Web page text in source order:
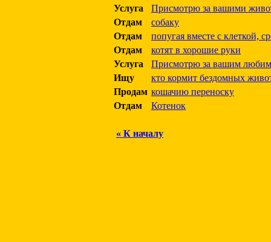
Услуга
Присмотрю за вашими
Отдам
собаку
Отдам
попугая вместе с клеткой,
Отдам
котят в хорошие руки
Услуга
Присмотрю за вашим
Ищу
кто кормит бездомных
Продам кошачию переноску
Отдам
Котенок
« К началу